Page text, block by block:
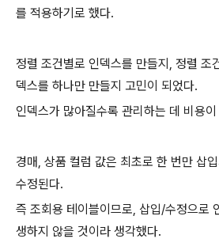
를 적용하기로 했다.
정렬 조건별로 인덱스를 만들지, 정렬 조
덱스를 하나만 만들지 고민이 되었다.
인덱스가 많아질수록 관리하는 데 비용
경매, 상품 컬럼 값은 최초로 한 번만 삽
수정된다.
즉 조회용 테이블이므로, 삽입/수정으로
생하지 않을 것이라 생각했다.